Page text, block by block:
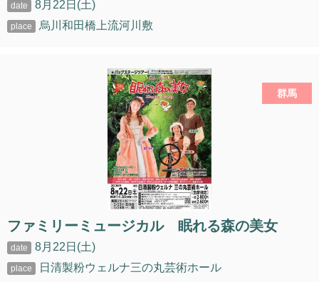
8月22日(土)
烏川和田橋上流河川敷
群馬
ファミリーミュージカル 眠れる森の美女
8月22日(土)
日清製粉ウェルナ三の丸芸術ホール